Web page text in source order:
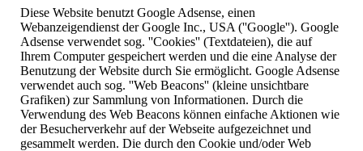
Diese Website benutzt Google Adsense, einen
Webanzeigendienst der Google Inc., USA (''Google''). Google
Adsense verwendet sog. ''Cookies'' (Textdateien), die auf
Ihrem Computer gespeichert werden und die eine Analyse der
Benutzung der Website durch Sie ermöglicht. Google Adsense
verwendet auch sog. ''Web Beacons'' (kleine unsichtbare
Grafiken) zur Sammlung von Informationen. Durch die
Verwendung des Web Beacons können einfache Aktionen wie
der Besucherverkehr auf der Webseite aufgezeichnet und
gesammelt werden. Die durch den Cookie und/oder Web